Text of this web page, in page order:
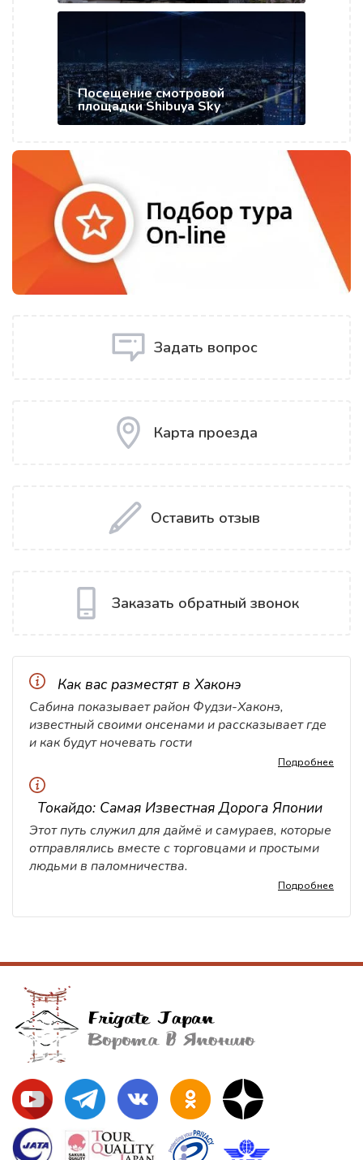
Посещение смотровой
площадки Shibuya Sky
Задать вопрос
Карта проезда
Оставить отзыв
Заказать обратный звонок
Как вас разместят в Хаконэ
Сабина показывает район Фудзи-Хаконэ,
известный своими онсенами и рассказывает где
и как будут ночевать гости
Подробнее
Токайдо: Самая Известная Дорога Японии
Этот путь служил для даймё и самураев, которые
отправлялись вместе с торговцами и простыми
людьми в паломничества.
Подробнее